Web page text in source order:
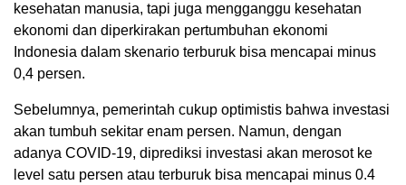
kesehatan manusia, tapi juga mengganggu kesehatan
ekonomi dan diperkirakan pertumbuhan ekonomi
Indonesia dalam skenario terburuk bisa mencapai minus
0,4 persen.
Sebelumnya, pemerintah cukup optimistis bahwa investasi
akan tumbuh sekitar enam persen. Namun, dengan
adanya COVID-19, diprediksi investasi akan merosot ke
level satu persen atau terburuk bisa mencapai minus 0.4